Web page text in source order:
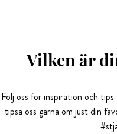
Vilken är
Följ oss för inspiration och
tipsa oss gärna om just din